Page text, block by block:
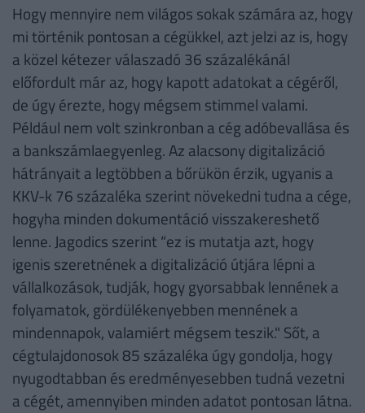
Hogy mennyire nem világos sokak számára az, hogy
mi történik pontosan a cégükkel, azt jelzi az is, hogy
a közel kétezer válaszadó 36 százalékánál
előfordult már az, hogy kapott adatokat a cégéről,
de úgy érezte, hogy mégsem stimmel valami.
Például nem volt szinkronban a cég adóbevallása és
a bankszámlaegyenleg. Az alacsony digitalizáció
hátrányait a legtöbben a bőrükön érzik, ugyanis a
KKV-k 76 százaléka szerint növekedni tudna a cége,
hogyha minden dokumentáció visszakereshető
lenne. Jagodics szerint “ez is mutatja azt, hogy
igenis szeretnének a digitalizáció útjára lépni a
vállalkozások, tudják, hogy gyorsabbak lennének a
folyamatok, gördülékenyebben mennének a
mindennapok, valamiért mégsem teszik." Sőt, a
cégtulajdonosok 85 százaléka úgy gondolja, hogy
nyugodtabban és eredményesebben tudná vezetni
a cégét, amennyiben minden adatot pontosan látna.